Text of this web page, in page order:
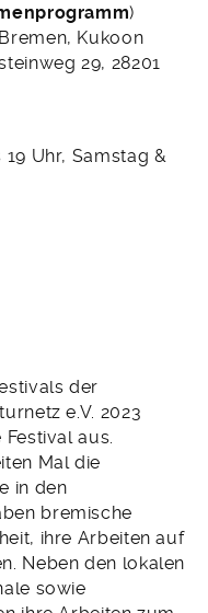
)
Kukoon
29, 28201
19 Uhr, Samstag &
der
e.V. 2023
aus.
Mal die
in den
bremische
ihre Arbeiten auf
Neben den lokalen
sowie